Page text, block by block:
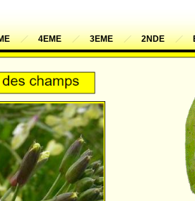
4EME 3EME 2NDE